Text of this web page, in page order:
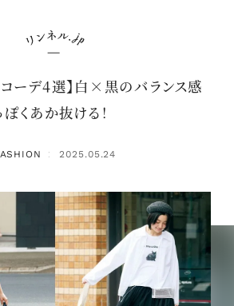
コーデ4選】白×黒のバランス感
くあか抜ける！
： 2025.05.24